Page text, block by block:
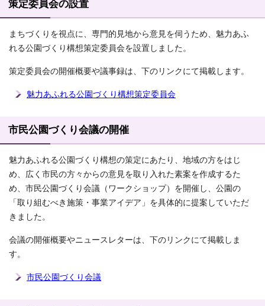
策定委員会の設置
まちづくりを視点に、専門的見地から意見を伺うため、魅力あふ
れる公園づくり構想策定委員会を設置しました。
策定委員会の開催概要や議事録は、下のリンクにて掲載します。
魅力あふれる公園づくり構想策定委員会
市民公園づくり会議の開催
魅力あふれる公園づくり構想の策定にあたり、地域の方をはじ
め、広く市民の方々からの意見を取り入れた素案を作成するた
め、市民公園づくり会議（ワークショップ）を開催し、公園の
「取り組むべき施策・事業アイデア」を具体的に提案していただ
きました。
会議の開催概要やニュースレターは、下のリンクにて掲載しま
す。
市民公園づくり会議